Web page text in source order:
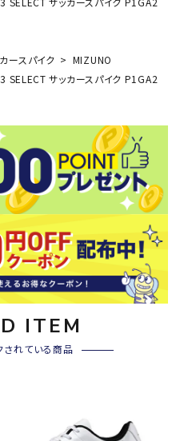
ースパイク
MIZUNO
SELECT サッカースパイク P1GA2
ITEM
されている商品